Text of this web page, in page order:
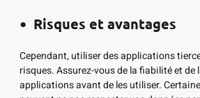
Risques et avantages
Cependant, utiliser des applications
risques. Assurez-vous de la fiabilité et de
applications avant de les utiliser.